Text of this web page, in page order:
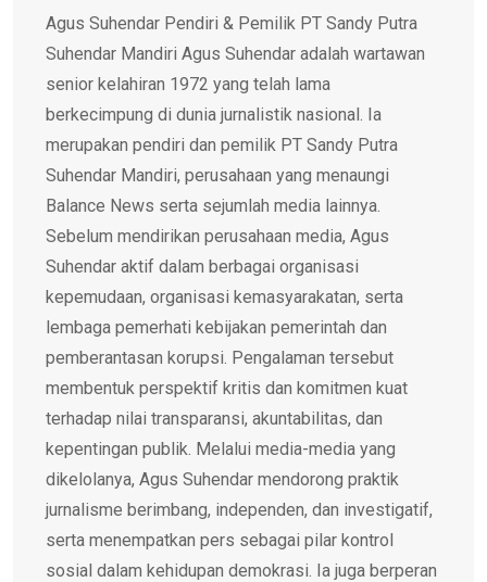
Agus Suhendar Pendiri & Pemilik PT Sandy Putra
Suhendar Mandiri Agus Suhendar adalah wartawan
senior kelahiran 1972 yang telah lama
berkecimpung di dunia jurnalistik nasional. Ia
merupakan pendiri dan pemilik PT Sandy Putra
Suhendar Mandiri, perusahaan yang menaungi
Balance News serta sejumlah media lainnya.
Sebelum mendirikan perusahaan media, Agus
Suhendar aktif dalam berbagai organisasi
kepemudaan, organisasi kemasyarakatan, serta
lembaga pemerhati kebijakan pemerintah dan
pemberantasan korupsi. Pengalaman tersebut
membentuk perspektif kritis dan komitmen kuat
terhadap nilai transparansi, akuntabilitas, dan
kepentingan publik. Melalui media-media yang
dikelolanya, Agus Suhendar mendorong praktik
jurnalisme berimbang, independen, dan investigatif,
serta menempatkan pers sebagai pilar kontrol
sosial dalam kehidupan demokrasi. Ia juga berperan